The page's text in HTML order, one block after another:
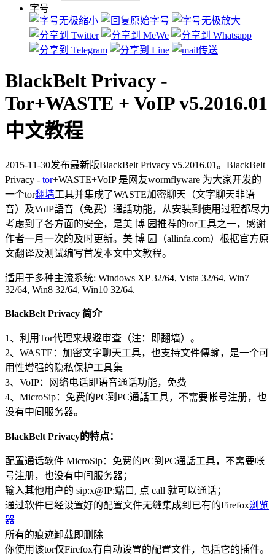
字号
BlackBelt Privacy -
Tor+WASTE + VoIP v5.2016.01
中文教程
2015-11-30发布最新版BlackBelt Privacy v5.2016.01。BlackBelt
Privacy - tor+WASTE+VoIP 是网友wormflyware 为大家开发的
一个tor翻墙工具并集成了WASTE加密聊天（文字聊天非语
音）及VoIP語音（免费）通話功能，从安装到使用过程都尽力
考虑到了各方面的安全，是美 博 园推荐的tor工具之一，感谢
作者一月一次的及时更新。美 博 园（allinfa.com）根据官方原
文翻译及测试编写首发本文中文教程。
适用于多种主流系统: Windows XP 32/64, Vista 32/64, Win7
32/64, Win8 32/64, Win10 32/64.
BlackBelt Privacy 简介
1、利用Tor代理来规避审查（注：即翻墙）。
2、WASTE：加密文字聊天工具，也支持文件傳輸，是一个可
用性增强的隐私保护工具集
3、VoIP：网络电话即语音通话功能，免费
4、MicroSip：免费的PC到PC通話工具，不需要帐号注册，也
没有中间服务器。
BlackBelt Privacy的特点：
配置通话软件 MicroSip：免费的PC到PC通話工具，不需要帐
号注册，也没有中间服务器；
输入其他用户的 sip:x@IP:端口, 点 call 就可以通话；
通过软件已经设置好的配置文件无缝集成到已有的Firefox浏览
器
所有的痕迹卸载即删除
你使用该tor仅Firefox有自动设置的配置文件，包括它的插件。